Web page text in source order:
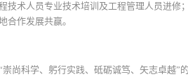
技术人员专业技术培训及工程管理人员进
合作发展共赢。
尚科学、躬行实践、砥砺诚笃、矢志卓越